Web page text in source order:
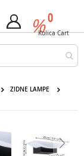
%
Cart 0
Kolica Cart
ZIDNE LAMPE